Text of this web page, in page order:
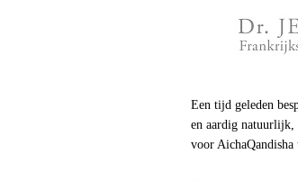
Een tijd geleden
en aardig natuurlijk,
voor AichaQandisha